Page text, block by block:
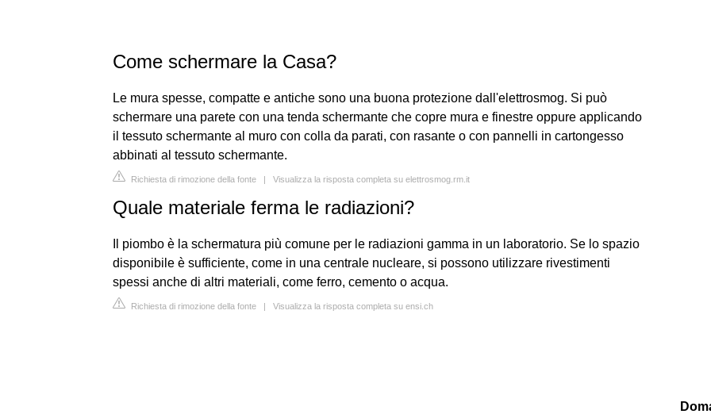
Come schermare la Casa?
Le mura spesse, compatte e antiche sono una buona protezione dall'elettrosmog. Si può
schermare una parete con una tenda schermante che copre mura e finestre oppure applicando
il tessuto schermante al muro con colla da parati, con rasante o con pannelli in cartongesso
abbinati al tessuto schermante.
Richiesta di rimozione della fonte | Visualizza la risposta completa su elettrosmog.rm.it
Quale materiale ferma le radiazioni?
Il piombo è la schermatura più comune per le radiazioni gamma in un laboratorio. Se lo spazio
disponibile è sufficiente, come in una centrale nucleare, si possono utilizzare rivestimenti
spessi anche di altri materiali, come ferro, cemento o acqua.
Richiesta di rimozione della fonte | Visualizza la risposta completa su ensi.ch